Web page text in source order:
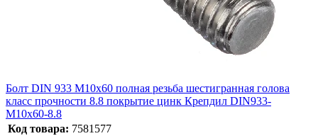
Болт DIN 933 М10х60 полная резьба шестигранная голова
класс прочности 8.8 покрытие цинк Крепдил DIN933-
М10х60-8.8
Код товара: 7581577